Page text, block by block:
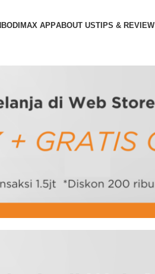
BODIMAX APPABOUT USTIPS & REVIEW